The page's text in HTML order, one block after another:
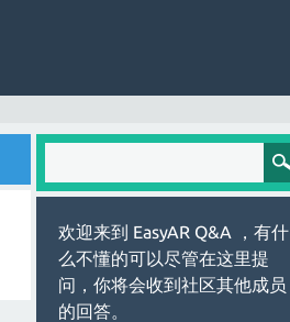
欢迎来到 EasyAR Q&A ，有什
么不懂的可以尽管在这里提
问，你将会收到社区其他成员
的回答。